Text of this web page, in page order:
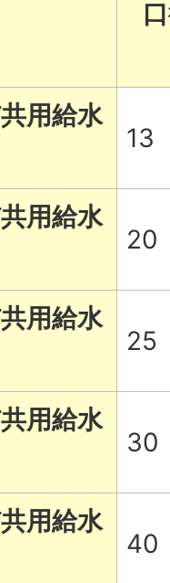
用給水
13
用給水
20
用給水
25
用給水
30
用給水
40